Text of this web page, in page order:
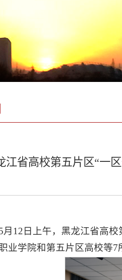
江省高校第五片区“一
月12日上午，黑龙江省高校
业学院和第五片区高校等7